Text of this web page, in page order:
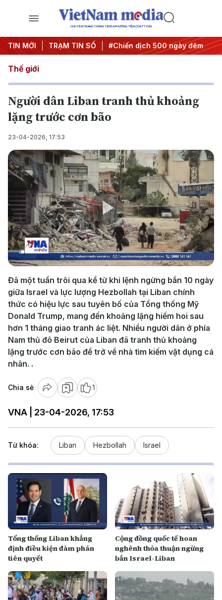
CHUYÊN TRANG THÔNG TIN ĐA PHƯƠNG TIỆN CỦA TTXVN
TIN MỚI TRẠM TIN SỐ
thành hành động #Chiến dịch 500 ngày đêm
Thế giới
Người dân Liban tranh thủ khoảng
lặng trước cơn bão
23-04-2026, 17:53
Play
Video
Đã một tuần trôi qua kể từ khi lệnh ngừng bắn 10 ngày
giữa Israel và lực lượng Hezbollah tại Liban chính
thức có hiệu lực sau tuyên bố của Tổng thống Mỹ
Donald Trump, mang đến khoảng lặng hiếm hoi sau
hơn 1 tháng giao tranh ác liệt. Nhiều người dân ở phía
Nam thủ đô Beirut của Liban đã tranh thủ khoảng
lặng trước cơn bão để trở về nhà tìm kiếm vật dụng cá
nhân. .
Chia sẻ 1
VNA | 23-04-2026, 17:53
Từ khóa: Liban Hezbollah Israel
Tổng thống Liban khẳng
định điều kiện đàm phán
tiên quyết
Cộng đồng quốc tế hoan
nghênh thỏa thuận ngừng
bắn Israel-Liban